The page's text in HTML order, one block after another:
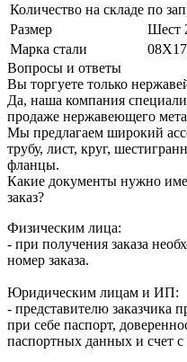
Количество на складе по
Размер
Шест
Марка стали
Вопросы и ответы
Вы торгуете только
Да, наша компания
продаже нержавеющего
Мы предлагаем широкий
трубу, лист, круг,
фланцы.
Какие документы нужно
заказ?
Физическим лица:
- при получения заказа
номер заказа.
Юридическим лицам и ИП:
- представителю заказчика
при себе паспорт,
паспортных данных и счет с